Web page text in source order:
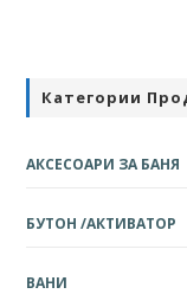
Категории
АКСЕСОАРИ ЗА БАНЯ
БУТОН /АКТИВАТОР
ВАНИ